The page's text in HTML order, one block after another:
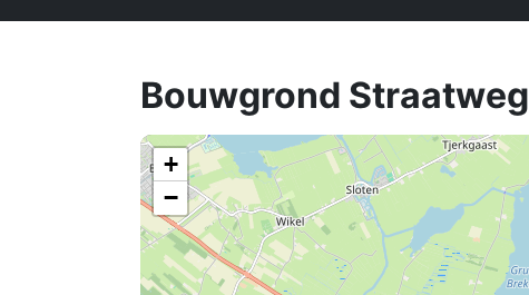
Bouwgrond Straatweg
+
−